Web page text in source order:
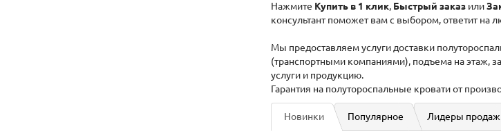
Нажмите Купить в 1 клик, Быстрый заказ или
консультант поможет вам с выбором, ответит на
Мы предоставляем услуги доставки
(транспортными компаниями), подъема на этаж,
услуги и продукцию.
Гарантия на полутороспальные кровати от
Новинки Популярное Лидеры продаж